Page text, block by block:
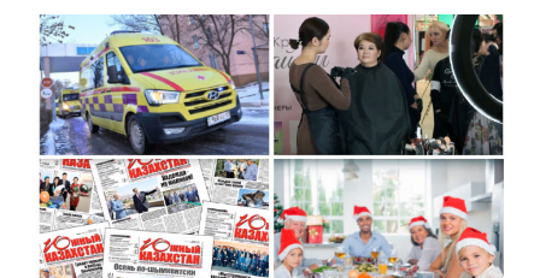
at
s
A
p
p
c
e
b
o
o
k
tt
er
n
o
kl
a
ss
ni
ki
e
gr
a
m
.R
u
er п
р
а
в
и
т
ь